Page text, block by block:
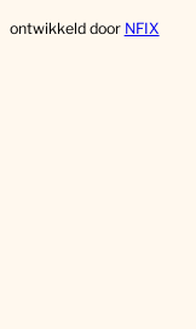
ontwikkeld door NFIX